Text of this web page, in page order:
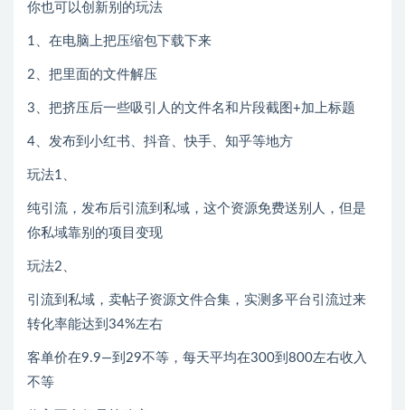
你也可以创新别的玩法
1、在电脑上把压缩包下载下来
2、把里面的文件解压
3、把挤压后一些吸引人的文件名和片段截图+加上标题
4、发布到小红书、抖音、快手、知乎等地方
玩法1、
纯引流，发布后引流到私域，这个资源免费送别人，但是
你私域靠别的项目变现
玩法2、
引流到私域，卖帖子资源文件合集，实测多平台引流过来
转化率能达到34%左右
客单价在9.9—到29不等，每天平均在300到800左右收入
不等